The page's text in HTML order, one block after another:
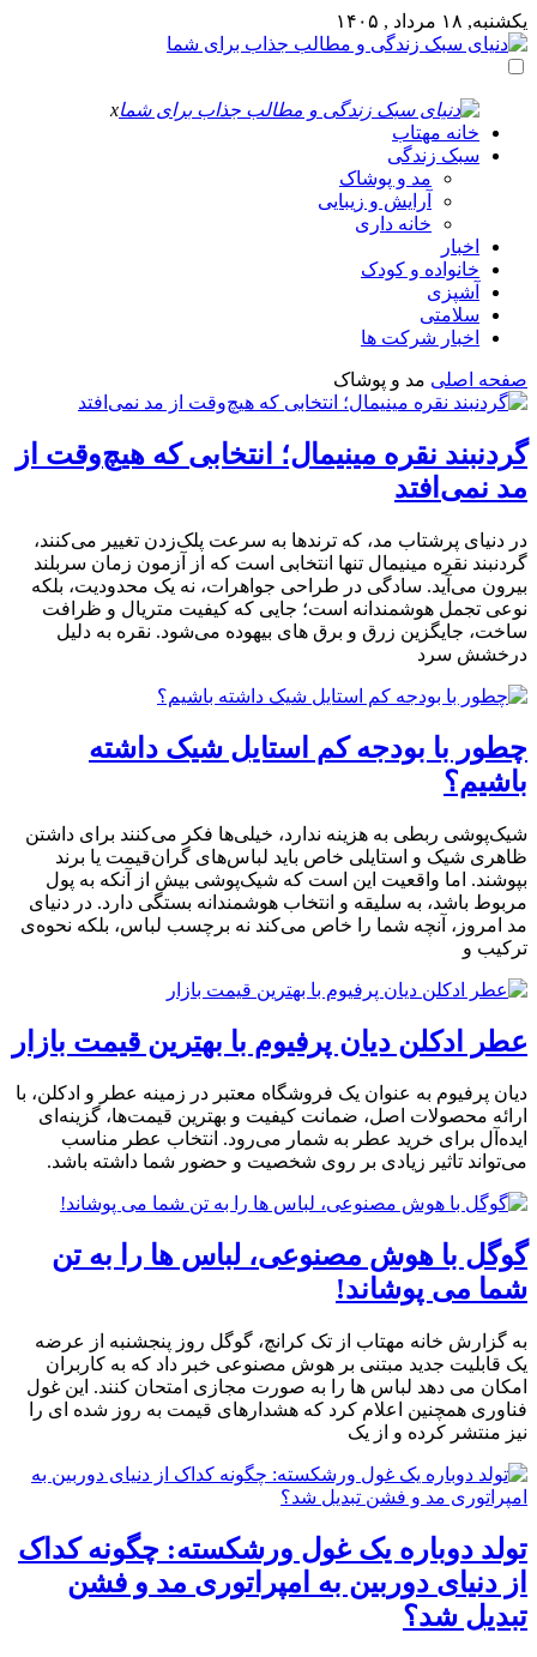
یکشنبه, ۱۸ مرداد , ۱۴۰۵
x
خانه مهتاب
سبک زندگی
مد و پوشاک
آرایش و زیبایی
خانه داری
اخبار
خانواده و کودک
آشپزی
سلامتی
اخبار شرکت ها
صفحه اصلی مد و پوشاک
گردنبند نقره مینیمال؛ انتخابی که هیچ‌وقت از
مد نمی‌افتد
در دنیای پرشتاب مد، که ترندها به سرعت پلک‌زدن تغییر می‌کنند،
گردنبند نقره مینیمال تنها انتخابی است که از آزمون زمان سربلند
بیرون می‌آید. سادگی در طراحی جواهرات، نه یک محدودیت، بلکه
نوعی تجمل هوشمندانه است؛ جایی که کیفیت متریال و ظرافت
ساخت، جایگزین زرق‌ و برق ‌های بیهوده می‌شود. نقره به دلیل
درخشش سرد
چطور با بودجه کم استایل شیک داشته
باشیم؟
شیک‌پوشی ربطی به هزینه ندارد، خیلی‌ها فکر می‌کنند برای داشتن
ظاهری شیک و استایلی خاص باید لباس‌های گران‌قیمت یا برند
بپوشند. اما واقعیت این است که شیک‌پوشی بیش از آنکه به پول
مربوط باشد، به سلیقه و انتخاب هوشمندانه بستگی دارد. در دنیای
مد امروز، آنچه شما را خاص می‌کند نه برچسب لباس، بلکه نحوه‌ی
ترکیب و
عطر ادکلن دیان پرفیوم با بهترین قیمت بازار
دیان پرفیوم به عنوان یک فروشگاه معتبر در زمینه عطر و ادکلن، با
ارائه محصولات اصل، ضمانت کیفیت و بهترین قیمت‌ها، گزینه‌ای
ایده‌آل برای خرید عطر به شمار می‌رود. انتخاب عطر مناسب
می‌تواند تاثیر زیادی بر روی شخصیت و حضور شما داشته باشد.
گوگل با هوش مصنوعی، لباس ها را به تن
شما می پوشاند!
به گزارش خانه مهتاب از تک کرانچ، گوگل روز پنجشنبه از عرضه
یک قابلیت جدید مبتنی بر هوش مصنوعی خبر داد که به کاربران
امکان می دهد لباس ها را به صورت مجازی امتحان کنند. این غول
فناوری همچنین اعلام کرد که هشدارهای قیمت به روز شده ای را
نیز منتشر کرده و از یک
تولد دوباره یک غول ورشکسته: چگونه کداک
از دنیای دوربین به امپراتوری مد و فشن
تبدیل شد؟